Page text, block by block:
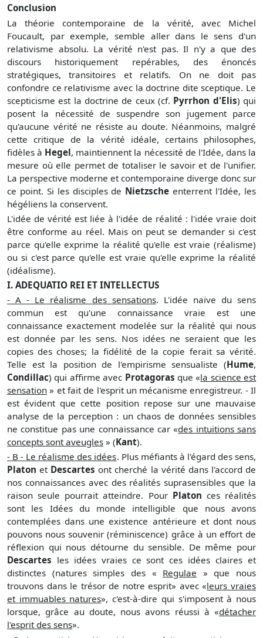
Conclusion
La théorie contemporaine de la vérité, avec Michel
Foucault, par exemple, semble aller dans le sens d'un
relativisme absolu. La vérité n'est pas. Il n'y a que des
discours historiquement repérables, des énoncés
stratégiques, transitoires et relatifs. On ne doit pas
confondre ce relativisme avec la doctrine dite sceptique. Le
scepticisme est la doctrine de ceux (cf. Pyrrhon d'Elis) qui
posent la nécessité de suspendre son jugement parce
qu'aucune vérité ne résiste au doute. Néanmoins, malgré
cette critique de la vérité idéale, certains philosophes,
fidèles à Hegel, maintiennent la nécessité de l'Idée, dans la
mesure où elle permet de totaliser le savoir et de l'unifier.
La perspective moderne et contemporaine diverge donc sur
ce point. Si les disciples de Nietzsche enterrent l'Idée, les
hégéliens la conservent.
L'idée de vérité est liée à l'idée de réalité : l'idée vraie doit
être conforme au réel. Mais on peut se demander si c'est
parce qu'elle exprime la réalité qu'elle est vraie (réalisme)
ou si c'est parce qu'elle est vraie qu'elle exprime la réalité
(idéalisme).
I. ADEQUATIO REI ET INTELLECTUS
- A - Le réalisme des sensations. L'idée naïve du sens
commun est qu'une connaissance vraie est une
connaissance exactement modelée sur la réalité qui nous
est donnée par les sens. Nos idées ne seraient que les
copies des choses; la fidélité de la copie ferait sa vérité.
Telle est la position de l'empirisme sensualiste (Hume,
Condillac) qui affirme avec Protagoras que «la science est
sensation » et fait de l'esprit un mécanisme enregistreur. - Il
est évident que cette position repose sur une mauvaise
analyse de la perception : un chaos de données sensibles
ne constitue pas une connaissance car «des intuitions sans
concepts sont aveugles » (Kant).
- B - Le réalisme des idées. Plus méfiants à l'égard des sens,
Platon et Descartes ont cherché la vérité dans l'accord de
nos connaissances avec des réalités suprasensibles que la
raison seule pourrait atteindre. Pour Platon ces réalités
sont les Idées du monde intelligible que nous avons
contemplées dans une existence antérieure et dont nous
pouvons nous souvenir (réminiscence) grâce à un effort de
réflexion qui nous détourne du sensible. De même pour
Descartes les idées vraies ce sont ces idées claires et
distinctes (natures simples des « Regulae » que nous
trouvons dans le trésor de notre esprit» avec «leurs vraies
et immuables natures», c'est-à-dire qui s'imposent à nous
lorsque, grâce au doute, nous avons réussi à «détacher
l'esprit des sens».